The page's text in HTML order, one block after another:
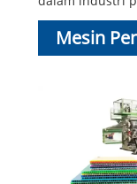
Mesin